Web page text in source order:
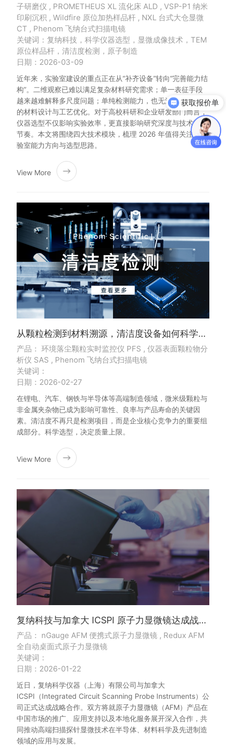
子研磨仪 , PROMETHEUS XL 流化床 ALD , VSP-P1 纳米
印刷沉积 , Wildfire 原位加热样品杆 , NXL 台式大仓显微
CT , Phenom 飞纳台式扫描电镜
关键词：复纳科技，科学仪器选型，显微成像技术，TEM
原位样品杆，清洁度检测，原子制造
日期：2026-03-09
近年来，实验室建设的重点正在从“补齐设备”转向“完善能力结
构”。二维观察已难以满足复杂材料研究需求；单一表征手段
越来越难解释多尺度问题；单纯检测能力，也无法支撑高水平
的材料设计与工艺优化。对于高校科研和企业研发部门而言，
仪器选型不仅影响实验效率，更直接影响研究深度与技术转化
节奏。本文将围绕四大技术模块，梳理 2026 年值得关注的实
验室能力方向与选型思路。
View More
从颗粒检测到材料溯源，清洁度设备如何科学选型？
产品： 环境落尘颗粒实时监控仪 PFS , 仪器表面颗粒物分
析仪 SAS , Phenom 飞纳台式扫描电镜
关键词：
日期：2026-02-27
在锂电、汽车、钢铁与半导体等高端制造领域，微米级颗粒与
非金属夹杂物已成为影响可靠性、良率与产品寿命的关键因
素。清洁度不再只是检测项目，而是企业核心竞争力的重要组
成部分。科学选型，决定质量上限。
View More
复纳科技与加拿大 ICSPI 原子力显微镜达成战略合作
产品： nGauge AFM 便携式原子力显微镜 , Redux AFM
全自动桌面式原子力显微镜
关键词：
日期：2026-01-22
近日，复纳科学仪器（上海）有限公司与加拿大
ICSPI（Integrated Circuit Scanning Probe Instruments）公
司正式达成战略合作。双方将就原子力显微镜（AFM）产品在
中国市场的推广、应用支持以及本地化服务展开深入合作，共
同推动高端扫描探针显微技术在半导体、材料科学及先进制造
领域的应用与发展。
预约测样
获取报价单